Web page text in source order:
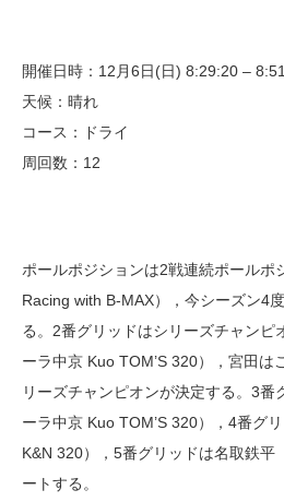
開催日時：12月6日(日) 8:29:20 –
天候：晴れ
コース：ドライ
周回数：12
ポールポジションは2戦連続ポールポ
Racing with B-MAX），今シーズン4
る。2番グリッドはシリーズチャンピ
ーラ中京 Kuo TOM’S 320），宮田は
リーズチャンピオンが決定する。3番
ーラ中京 Kuo TOM’S 320），4番グ
K&N 320），5番グリッドは名取鉄平
ートする。